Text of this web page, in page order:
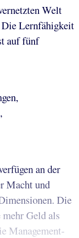
Welt
Die Lernfähigkeit
auf fünf
an der
Macht und
Die
mehr Geld als
Management-